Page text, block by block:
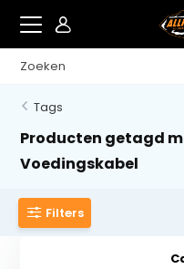
Tags
Producten getagd
Voedingskabel
Filters